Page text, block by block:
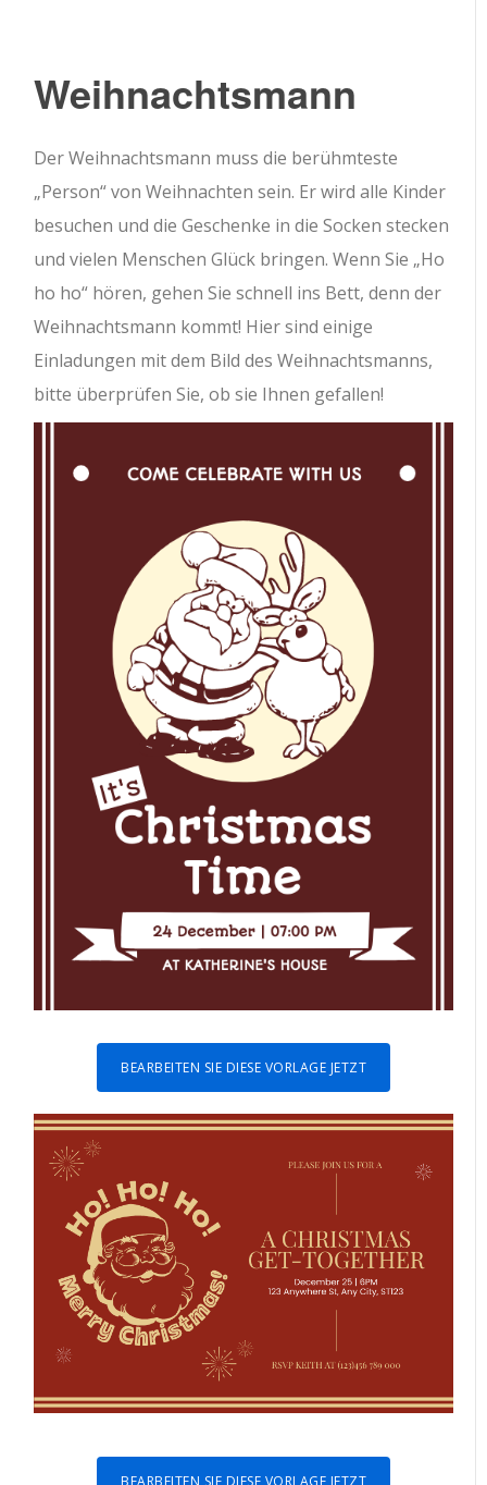
Weihnachtsmann
Der Weihnachtsmann muss die berühmteste
„Person“ von Weihnachten sein. Er wird alle Kinder
besuchen und die Geschenke in die Socken stecken
und vielen Menschen Glück bringen. Wenn Sie „Ho
ho ho“ hören, gehen Sie schnell ins Bett, denn der
Weihnachtsmann kommt! Hier sind einige
Einladungen mit dem Bild des Weihnachtsmanns,
bitte überprüfen Sie, ob sie Ihnen gefallen!
BEARBEITEN SIE DIESE VORLAGE JETZT